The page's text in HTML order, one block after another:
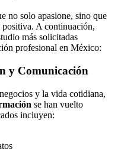
no solo apasione, sino que
A continuación,
más solicitadas
profesional en México:
y Comunicación
y la vida cotidiana,
se han vuelto
incluyen: